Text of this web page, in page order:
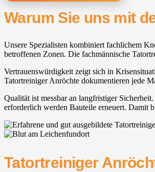
Warum Sie uns mit
Unsere Spezialisten kombiniert fachlichem
betroffenen Zonen. Die fachmännische
Vertrauenswürdigkeit zeigt sich in
Tatortreiniger Anröchte dokumentieren jede
Qualität ist messbar an langfristiger
erforderlich werden Bauteile erneuert. Damit
Tatortreiniger